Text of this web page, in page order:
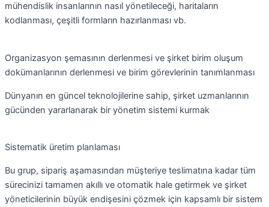
mühendislik insanlarının nasıl yönetileceği, haritaların
kodlanması, çeşitli formların hazırlanması vb.
Organizasyon şemasının derlenmesi ve şirket birim oluşum
dokümanlarının derlenmesi ve birim görevlerinin tanımlanması
Dünyanın en güncel teknolojilerine sahip, şirket uzmanlarının
gücünden yararlanarak bir yönetim sistemi kurmak
Sistematik üretim planlaması
Bu grup, sipariş aşamasından müşteriye teslimatına kadar tüm
sürecinizi tamamen akıllı ve otomatik hale getirmek ve şirket
yöneticilerinin büyük endişesini çözmek için kapsamlı bir sistem